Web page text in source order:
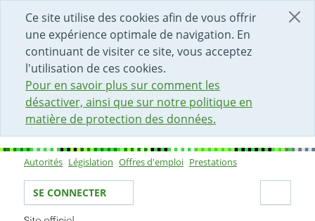
Ce site utilise des cookies afin de vous offrir
une expérience optimale de navigation. En
continuant de visiter ce site, vous acceptez
l'utilisation de ces cookies.
Pour en savoir plus sur comment les
désactiver, ainsi que sur notre politique en
matière de protection des données.
DÉBUT DU CONTENU DE LA PAGE
ACCÈS AU CHAMP DE RECHERCHE
PAGE D'ACCUEIL
FORMULAIRE DE CONTACT
Sous-navigation
Autorités Législation Offres d'emploi Prestations
Votre identité
SE CONNECTER